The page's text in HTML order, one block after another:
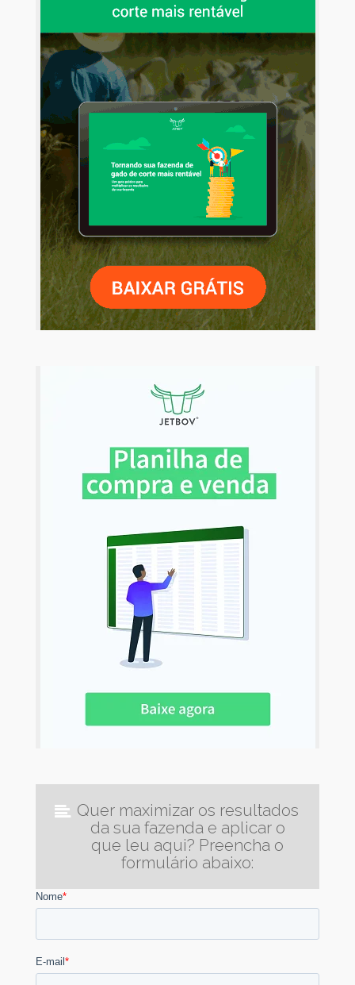
Quer maximizar os resultados
da sua fazenda e aplicar o
que leu aqui? Preencha o
formulário abaixo: